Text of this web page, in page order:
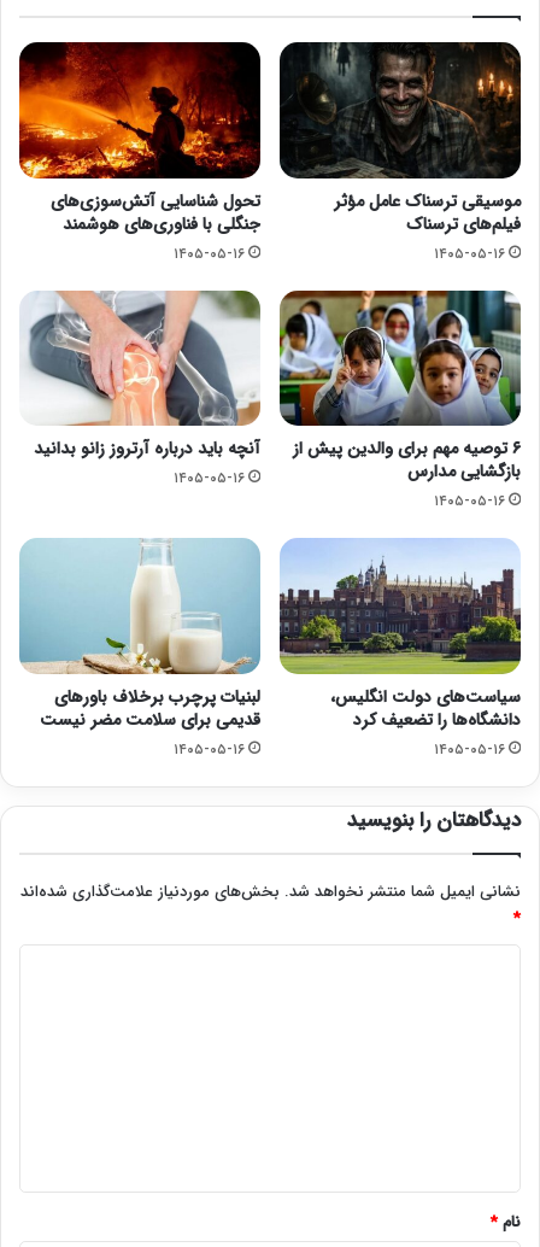
موسیقی ترسناک عامل مؤثر
فیلم‌های ترسناک
۱۴۰۵-۰۵-۱۶
تحول شناسایی آتش‌سوزی‌های
جنگلی با فناوری‌های هوشمند
۱۴۰۵-۰۵-۱۶
۶ توصیه مهم برای والدین پیش از
بازگشایی مدارس
۱۴۰۵-۰۵-۱۶
آنچه باید درباره آرتروز زانو بدانید
۱۴۰۵-۰۵-۱۶
سیاست‌های دولت انگلیس،
دانشگاه‌ها را تضعیف کرد
۱۴۰۵-۰۵-۱۶
لبنیات پرچرب برخلاف باورهای
قدیمی برای سلامت مضر نیست
۱۴۰۵-۰۵-۱۶
دیدگاهتان را بنویسید
نشانی ایمیل شما منتشر نخواهد شد. بخش‌های موردنیاز علامت‌گذاری شده‌اند
*
نام*